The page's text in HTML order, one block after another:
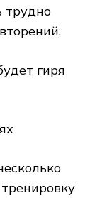
трудно
гиря